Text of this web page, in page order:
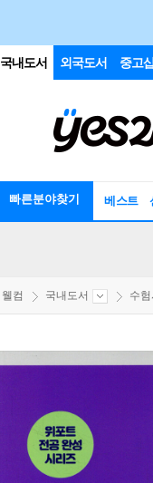
국내도서 외국도서 중고
빠른분야찾기 베스트
웰컴 국내도서 수